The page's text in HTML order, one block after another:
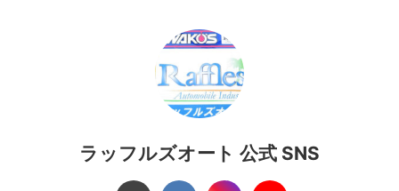
ラッフルズオート 公式 SNS